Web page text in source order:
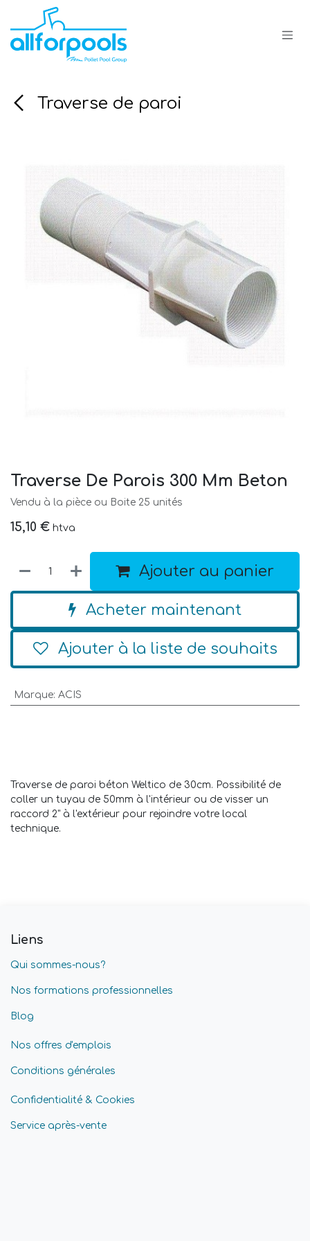
Se rendre au contenu
Traverse de paroi
Traverse De Parois 300 Mm Beton
Vendu à la pièce ou Boite 25 unités
15,10 € htva
Ajouter au panier
Acheter maintenant
Ajouter à la liste de souhaits
Marque: ACIS
Traverse de paroi béton Weltico de 30cm. Possibilité de
coller un tuyau de 50mm à l'intérieur ou de visser un
raccord 2" à l'extérieur pour rejoindre votre local
technique.
Liens
Qui sommes-nous?
Nos formations professionnelles
Blog
Nos offres d'emplois
Conditions générales
Confidentialité & Cookies
Service après-vente